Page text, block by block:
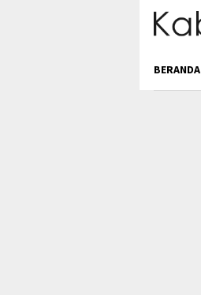
BERANDA